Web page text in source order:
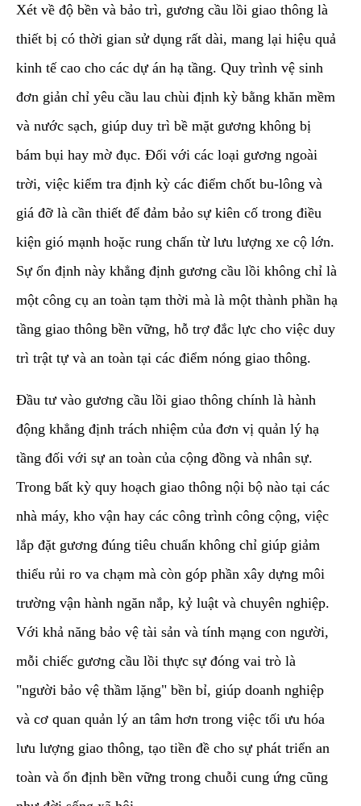
​Xét về độ bền và bảo trì, gương cầu lồi giao thông là
thiết bị có thời gian sử dụng rất dài, mang lại hiệu quả
kinh tế cao cho các dự án hạ tầng. Quy trình vệ sinh
đơn giản chỉ yêu cầu lau chùi định kỳ bằng khăn mềm
và nước sạch, giúp duy trì bề mặt gương không bị
bám bụi hay mờ đục. Đối với các loại gương ngoài
trời, việc kiểm tra định kỳ các điểm chốt bu-lông và
giá đỡ là cần thiết để đảm bảo sự kiên cố trong điều
kiện gió mạnh hoặc rung chấn từ lưu lượng xe cộ lớn.
Sự ổn định này khẳng định gương cầu lồi không chỉ là
một công cụ an toàn tạm thời mà là một thành phần hạ
tầng giao thông bền vững, hỗ trợ đắc lực cho việc duy
trì trật tự và an toàn tại các điểm nóng giao thông.
​Đầu tư vào gương cầu lồi giao thông chính là hành
động khẳng định trách nhiệm của đơn vị quản lý hạ
tầng đối với sự an toàn của cộng đồng và nhân sự.
Trong bất kỳ quy hoạch giao thông nội bộ nào tại các
nhà máy, kho vận hay các công trình công cộng, việc
lắp đặt gương đúng tiêu chuẩn không chỉ giúp giảm
thiểu rủi ro va chạm mà còn góp phần xây dựng môi
trường vận hành ngăn nắp, kỷ luật và chuyên nghiệp.
Với khả năng bảo vệ tài sản và tính mạng con người,
mỗi chiếc gương cầu lồi thực sự đóng vai trò là
"người bảo vệ thầm lặng" bền bỉ, giúp doanh nghiệp
và cơ quan quản lý an tâm hơn trong việc tối ưu hóa
lưu lượng giao thông, tạo tiền đề cho sự phát triển an
toàn và ổn định bền vững trong chuỗi cung ứng cũng